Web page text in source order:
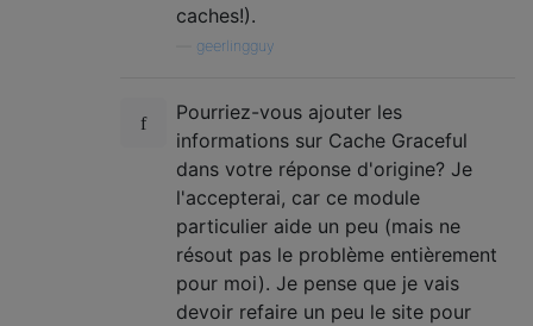
caches!).
geerlingguy
Pourriez-vous ajouter les
informations sur Cache Graceful
dans votre réponse d'origine? Je
l'accepterai, car ce module
particulier aide un peu (mais ne
résout pas le problème entièrement
pour moi). Je pense que je vais
devoir refaire un peu le site pour